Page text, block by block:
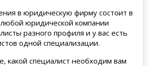
в юридическую фирму состоит в
юридической компании
разного профиля и у вас есть
одной специализации.
какой специалист необходим вам